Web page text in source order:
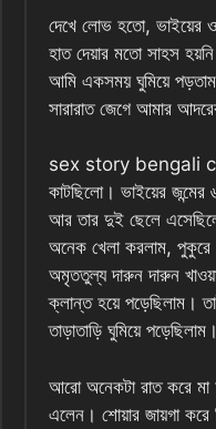
দেখে লোভ হতো, ভাইয়ের
হাত দেয়ার মতো সাহস
আমি একসময় ঘুমিয়ে
সারারাত জেগে আমার
sex story bengali
কাটছিলো। ভাইয়ের জন্মের
আর তার দুই ছেলে
অনেক খেলা করলাম, পুকুরে
অমৃততুল্য দারুন দারুন
ক্লান্ত হয়ে পড়েছিলাম।
তাড়াতাড়ি ঘুমিয়ে
আরো অনেকটা রাত করে মা
এলেন। শোয়ার জায়গা করে